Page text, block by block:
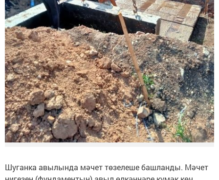
Шуганка авылында мәчет төзелеше башланды. Мәчет